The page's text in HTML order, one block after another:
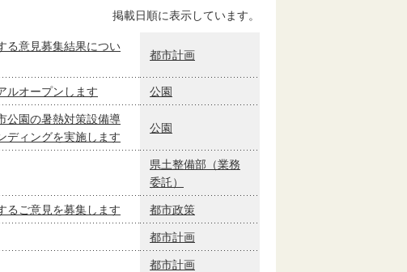
掲載日順に表示しています。
る意見募集結果につい
都市計画
ルオープンします 公園
公園の暑熱対策設備導
ディングを実施します
公園
県土整備部（業務
委託）
るご意見を募集します 都市政策
都市計画
都市計画